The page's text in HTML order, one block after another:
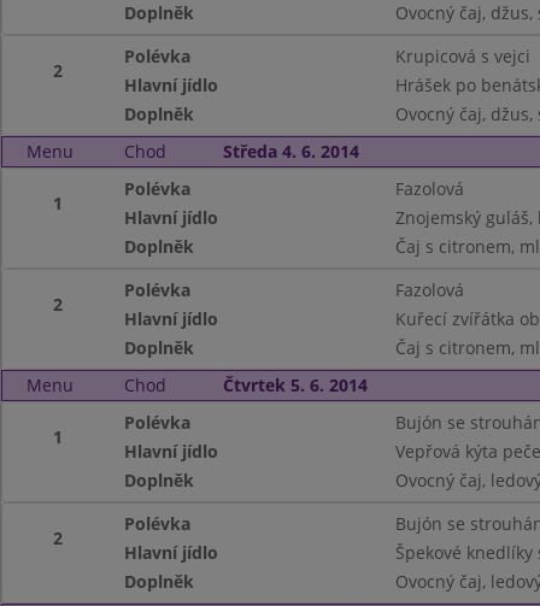
Doplněk
Ovocný čaj,
2
Polévka
Krupicová s vejci
Hlavní jídlo
Hrášek po
Doplněk
Ovocný čaj,
Menu
Chod Středa 4. 6. 2014
1
Polévka
Fazolová
Hlavní jídlo
Znojemský guláš,
Doplněk
Čaj s citronem,
2
Polévka
Fazolová
Hlavní jídlo
Kuřecí zvířátka
Doplněk
Čaj s citronem,
Menu
Chod Čtvrtek 5. 6. 2014
1
Polévka
Bujón se
Hlavní jídlo
Vepřová kýta
Doplněk
Ovocný čaj,
2
Polévka
Bujón se
Hlavní jídlo
Špekové knedlíky
Doplněk
Ovocný čaj,